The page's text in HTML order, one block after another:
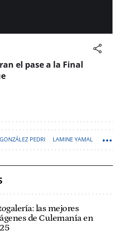
el pase a la Final
PEDRI LAMINE YAMAL
las mejores
de Culemanía en